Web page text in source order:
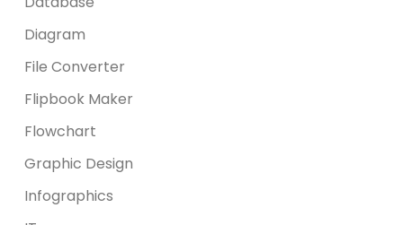
Diagram
File Converter
Flipbook Maker
Flowchart
Graphic Design
Infographics